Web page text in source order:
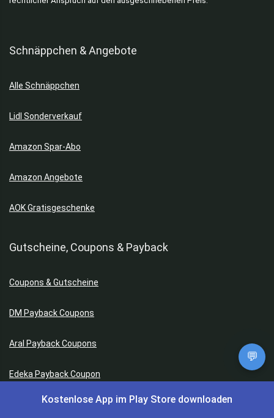
Schnäppchen & Angebote
Alle Schnäppchen
Lidl Sonderverkauf
Amazon Spar-Abo
Amazon Angebote
AOK Gratisgeschenke
Gutscheine, Coupons & Payback
Coupons & Gutscheine
DM Payback Coupons
Aral Payback Coupons
Edeka Payback Coupon
Burger King Gutscheine
💬
Kostenlose App im Play Store downloaden